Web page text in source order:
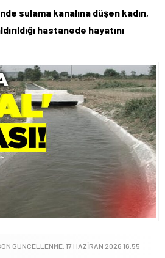
sulama kanalına düşen kadın,
hastanede hayatını
GÜNCELLENME: 17 HAZIRAN 2026 16:55